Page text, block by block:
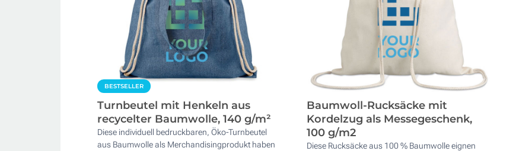
BESTSELLER
Turnbeutel mit Henkeln aus
recycelter Baumwolle, 140 g/m²
Diese individuell bedruckbaren, Öko-Turnbeutel
aus Baumwolle als Merchandisingprodukt haben
Baumwoll-Rucksäcke mit
Kordelzug als Messegeschenk,
100 g/m2
Diese Rucksäcke aus 100 % Baumwolle eignen